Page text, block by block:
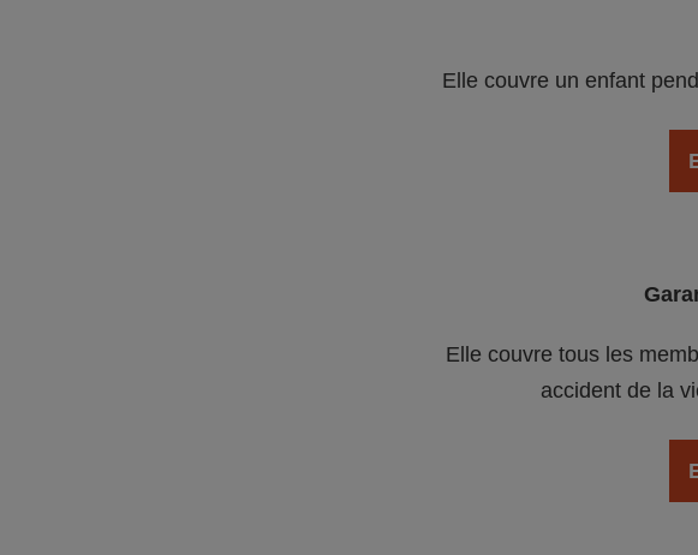
Elle couvre un enfant
Elle couvre tous les
accident de la